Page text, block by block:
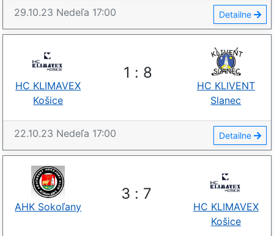
29.10.23 Nedeľa 17:00 Detailne
1 : 8
HC KLIMAVEX
Košice
HC KLIVENT
Slanec
22.10.23 Nedeľa 17:00 Detailne
3 : 7
AHK Sokoľany
HC KLIMAVEX
Košice